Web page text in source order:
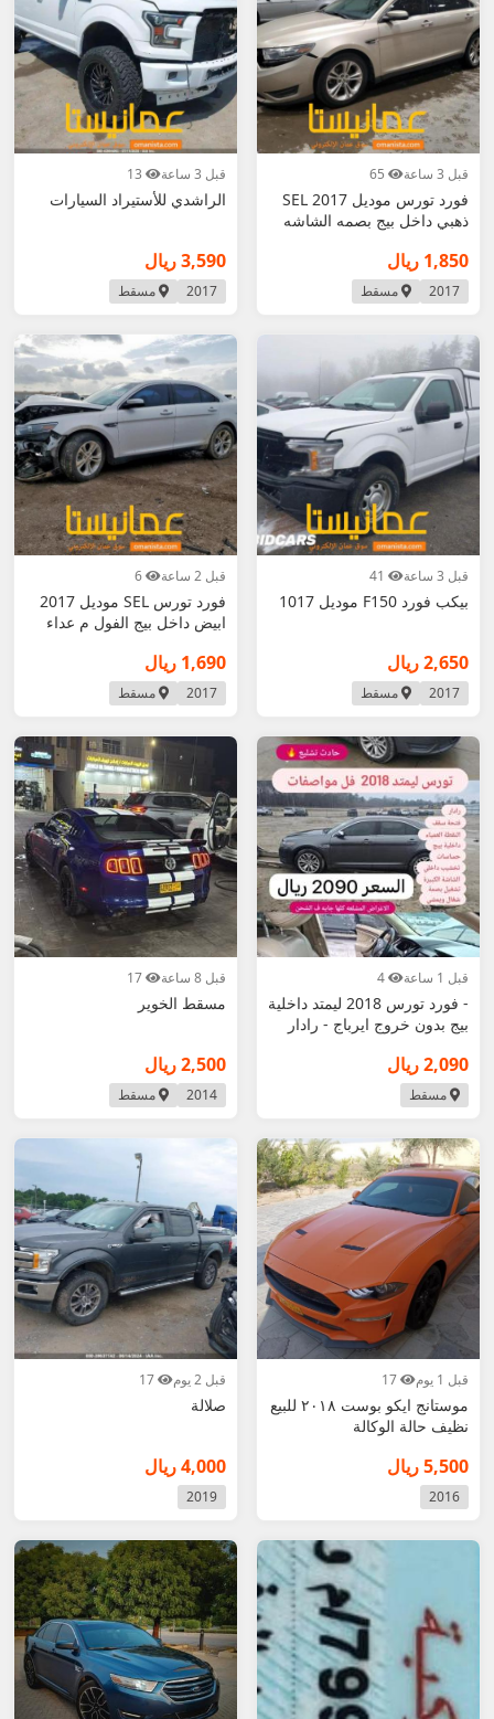
قبل 3 ساعة
فورد تورس موديل 2017 SEL
ذهبي داخل بيج بصمه الشاشه
1,850 ريال
2017 مسقط
قبل 3 ساعة
الراشدي للأستيراد السيارات
3,590 ريال
2017 مسقط
قبل 3 ساعة
بيكب فورد F150 موديل 1017
2,650 ريال
2017 مسقط
قبل 2 ساعة
فورد تورس SEL موديل 2017
ابيض داخل بيج الفول م عداء
1,690 ريال
2017 مسقط
قبل 1 ساعة
- فورد تورس 2018 ليمتد داخلية
بيج بدون خروج ايرباج - رادار
2,090 ريال
مسقط
قبل 8 ساعة
مسقط الخوير
2,500 ريال
2014 مسقط
قبل 1 يوم
موستانج ايكو بوست ٢٠١٨ للبيع
نظيف حالة الوكالة
5,500 ريال
2016
قبل 2 يوم
صلالة
4,000 ريال
2019